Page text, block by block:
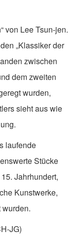
von Lee Tsun-jen.
„Klassiker der
zwischen
dem zweiten
wurden,
sieht aus wie
laufende
Stücke
Jahrhundert,
Kunstwerke,
JG)